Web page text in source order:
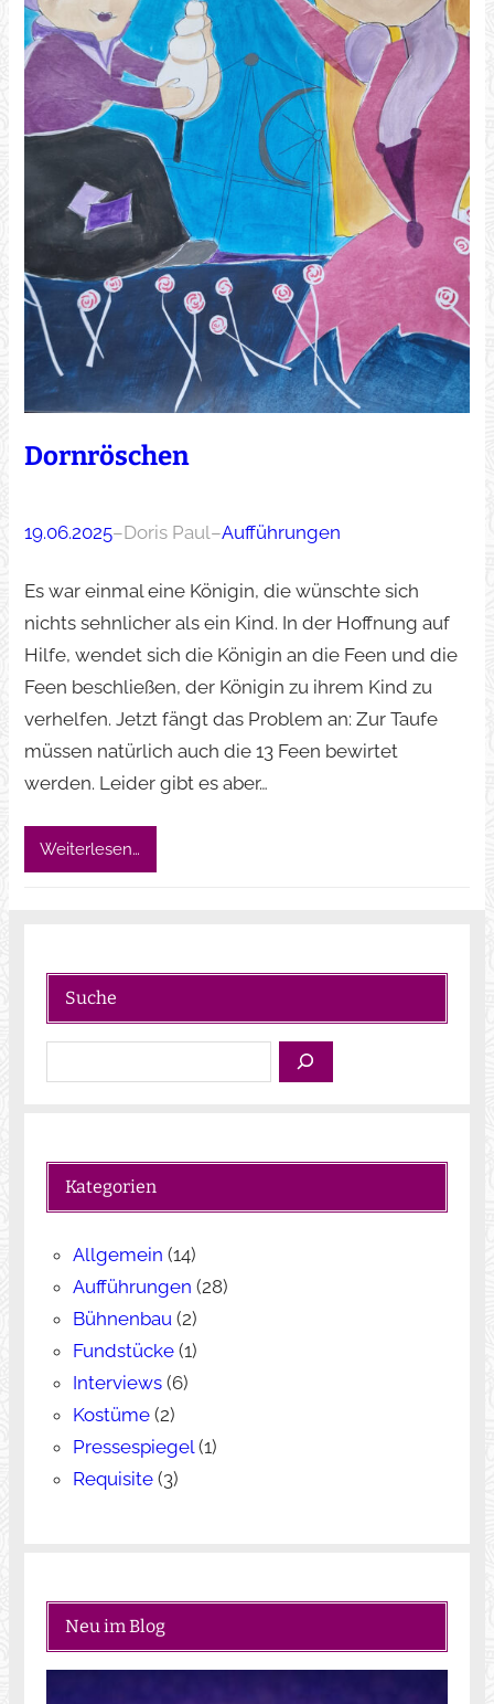
Dornröschen
19.06.2025–Doris Paul–Aufführungen
Es war einmal eine Königin, die wünschte sich
nichts sehnlicher als ein Kind. In der Hoffnung auf
Hilfe, wendet sich die Königin an die Feen und die
Feen beschließen, der Königin zu ihrem Kind zu
verhelfen. Jetzt fängt das Problem an: Zur Taufe
müssen natürlich auch die 13 Feen bewirtet
werden. Leider gibt es aber…
Weiterlesen…
Suche
u
n
Kategorien
Allgemein (14)
Aufführungen (28)
Bühnenbau (2)
Fundstücke(1)
Interviews(6)
Kostüme(2)
Pressespiegel (1)
Requisite(3)
Neu im Blog